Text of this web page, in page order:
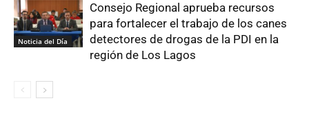
Noticia del Día
Consejo Regional aprueba recursos
para fortalecer el trabajo de los canes
detectores de drogas de la PDI en la
región de Los Lagos